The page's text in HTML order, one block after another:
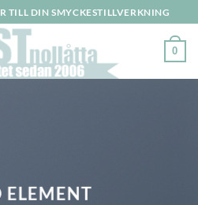
TILL DIN SMYCKESTILLVERKNING
0
ELEMENT